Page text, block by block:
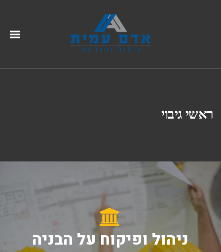
ראשי גיבוי
ניהול ופיקוח על הבניה